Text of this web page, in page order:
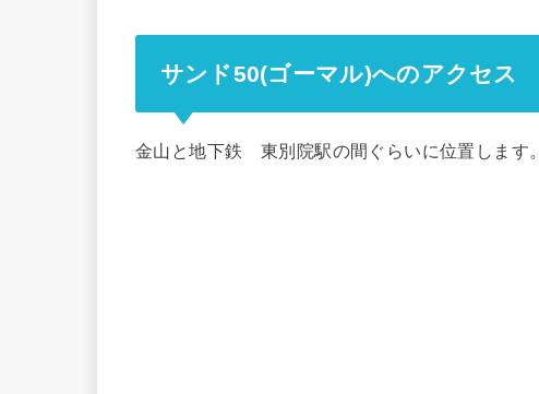
サンド50(ゴーマル)へのアクセス
金山と地下鉄 東別院駅の間ぐらいに位置します。